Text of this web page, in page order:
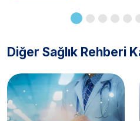
Diğer Sağlık Rehberi